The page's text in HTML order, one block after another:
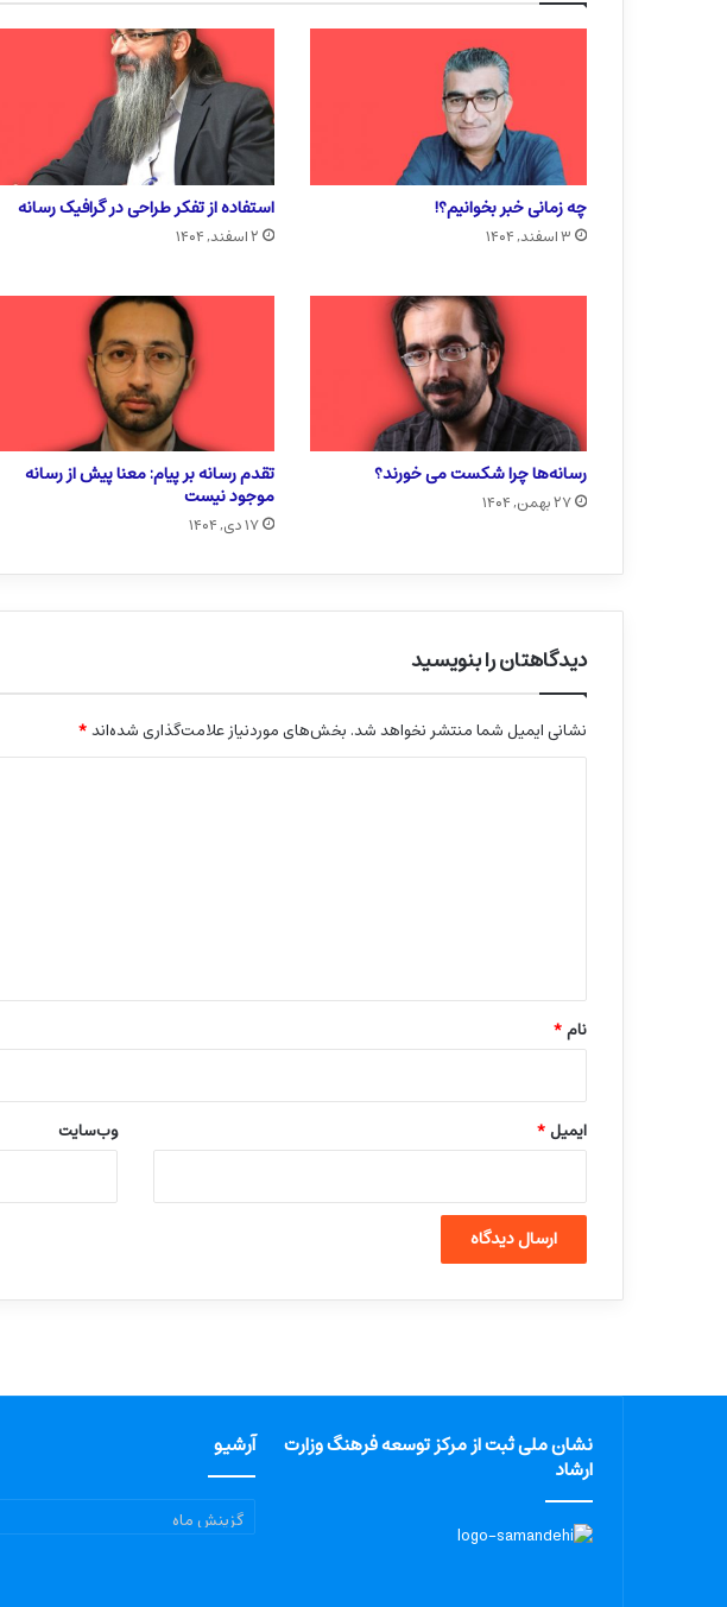
چه زمانی خبر بخوانیم؟!
۳ اسفند, ۱۴۰۴
استفاده از تفکر طراحی در گرافیک رسانه
۲ اسفند, ۱۴۰۴
رسانه‌ها چرا شکست می خورند؟
۲۷ بهمن, ۱۴۰۴
تقدم رسانه بر پیام: معنا پیش از رسانه
موجود نیست
۱۷ دی, ۱۴۰۴
دیدگاهتان را بنویسید
نشانی ایمیل شما منتشر نخواهد شد. بخش‌های موردنیاز علامت‌گذاری شده‌اند*
نام*
ایمیل* وب‌سایت
نشان ملی ثبت از مرکز توسعه فرهنگ وزارت
ارشاد
آرشیو
آرشیو